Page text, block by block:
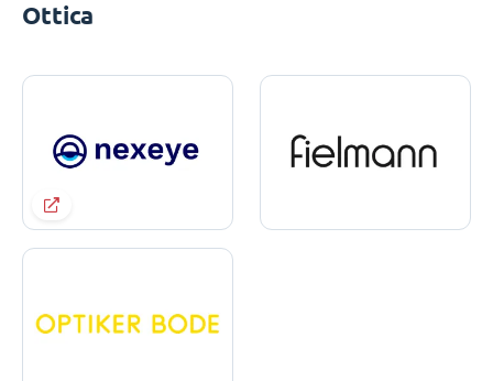
Ottica